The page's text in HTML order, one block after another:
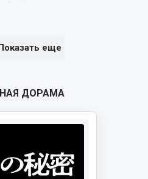
еще
ДОРАМА